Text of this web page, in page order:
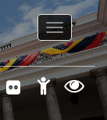
Toggle